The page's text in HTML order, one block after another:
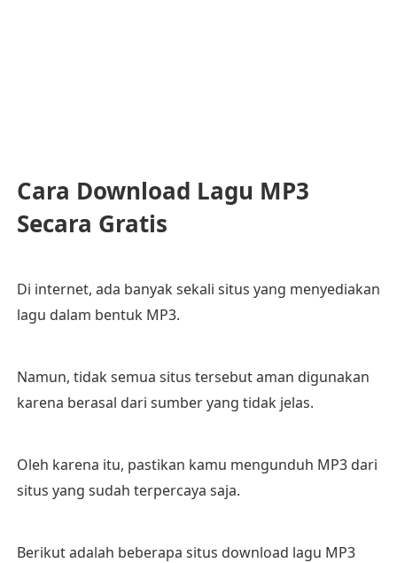
Cara Download Lagu MP3
Secara Gratis
Di internet, ada banyak sekali situs yang menyediakan
lagu dalam bentuk MP3.
Namun, tidak semua situs tersebut aman digunakan
karena berasal dari sumber yang tidak jelas.
Oleh karena itu, pastikan kamu mengunduh MP3 dari
situs yang sudah terpercaya saja.
Berikut adalah beberapa situs download lagu MP3